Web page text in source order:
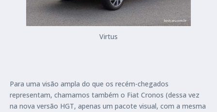
Virtus
Para uma visão ampla do que os recém-chegados
representam, chamamos também o Fiat Cronos (dessa vez
na nova versão HGT, apenas um pacote visual, com a mesma